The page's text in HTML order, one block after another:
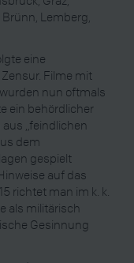
Brünn, Lemberg,
eine
Filme mit
nun oftmals
ein behördlicher
„feindlichen
dem
gespielt
auf das
richtet man im k. k.
als militärisch
Gesinnung